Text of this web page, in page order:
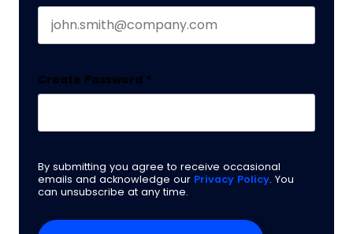
Create Password *
By submitting you agree to receive occasional
emails and acknowledge our Privacy Policy. You
can unsubscribe at any time.